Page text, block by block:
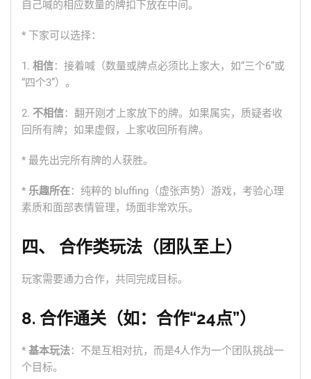
自己喊的相应数量的牌扣下放在中间。
* 下家可以选择：
1. 相信：接着喊（数量或牌点必须比上家大，如“三个6”或
“四个3”）。
2. 不相信：翻开刚才上家放下的牌。如果属实，质疑者收
回所有牌；如果虚假，上家收回所有牌。
* 最先出完所有牌的人获胜。
* 乐趣所在：纯粹的 bluffing（虚张声势）游戏，考验心理
素质和面部表情管理，场面非常欢乐。
四、 合作类玩法（团队至上）
玩家需要通力合作，共同完成目标。
8. 合作通关（如：合作“24点”）
* 基本玩法：不是互相对抗，而是4人作为一个团队挑战一
个目标。